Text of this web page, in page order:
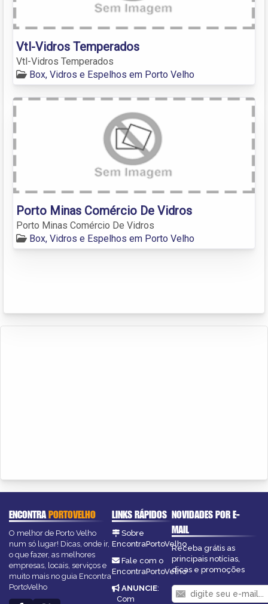
Vtl-Vidros Temperados
Vtl-Vidros Temperados
Box, Vidros e Espelhos em Porto Velho
Porto Minas Comércio De Vidros
Porto Minas Comércio De Vidros
Box, Vidros e Espelhos em Porto Velho
ENCONTRAPORTOVELHO
O melhor de Porto Velho
num só lugar! Dicas, onde ir,
o que fazer, as melhores
empresas, locais, serviços e
muito mais no guia Encontra
PortoVelho
LINKS RÁPIDOS
Sobre
EncontraPortoVelho
Fale com o
EncontraPortoVelho
ANUNCIE:
Com
NOVIDADES POR E-
MAIL
Receba grátis as
principais notícias,
dicas e promoções